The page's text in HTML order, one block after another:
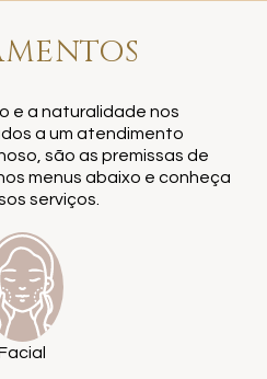
e a naturalidade nos
a um atendimento
são as premissas de
menus abaixo e conheça
serviços.